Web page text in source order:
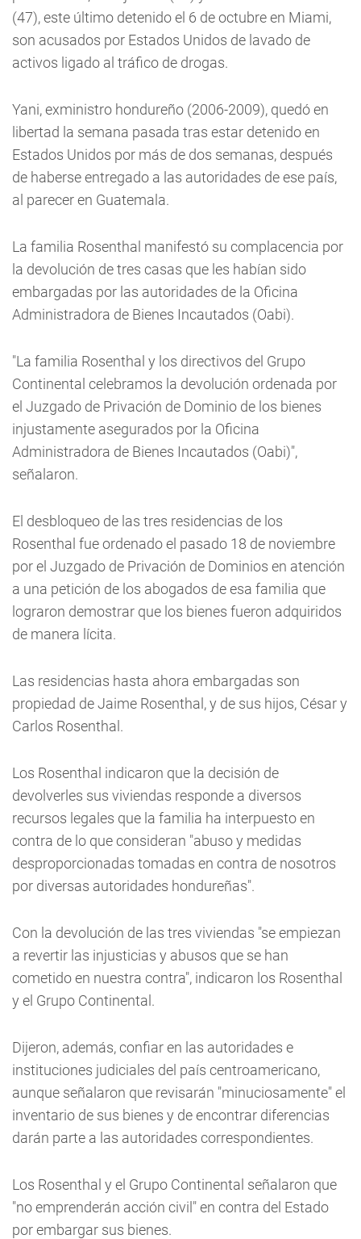
(47), este último detenido el 6 de octubre en Miami,
son acusados por Estados Unidos de lavado de
activos ligado al tráfico de drogas.
Yani, exministro hondureño (2006-2009), quedó en
libertad la semana pasada tras estar detenido en
Estados Unidos por más de dos semanas, después
de haberse entregado a las autoridades de ese país,
al parecer en Guatemala.
La familia Rosenthal manifestó su complacencia por
la devolución de tres casas que les habían sido
embargadas por las autoridades de la Oficina
Administradora de Bienes Incautados (Oabi).
"La familia Rosenthal y los directivos del Grupo
Continental celebramos la devolución ordenada por
el Juzgado de Privación de Dominio de los bienes
injustamente asegurados por la Oficina
Administradora de Bienes Incautados (Oabi)",
señalaron.
El desbloqueo de las tres residencias de los
Rosenthal fue ordenado el pasado 18 de noviembre
por el Juzgado de Privación de Dominios en atención
a una petición de los abogados de esa familia que
lograron demostrar que los bienes fueron adquiridos
de manera lícita.
Las residencias hasta ahora embargadas son
propiedad de Jaime Rosenthal, y de sus hijos, César y
Carlos Rosenthal.
Los Rosenthal indicaron que la decisión de
devolverles sus viviendas responde a diversos
recursos legales que la familia ha interpuesto en
contra de lo que consideran "abuso y medidas
desproporcionadas tomadas en contra de nosotros
por diversas autoridades hondureñas".
Con la devolución de las tres viviendas "se empiezan
a revertir las injusticias y abusos que se han
cometido en nuestra contra", indicaron los Rosenthal
y el Grupo Continental.
Dijeron, además, confiar en las autoridades e
instituciones judiciales del país centroamericano,
aunque señalaron que revisarán "minuciosamente" el
inventario de sus bienes y de encontrar diferencias
darán parte a las autoridades correspondientes.
Los Rosenthal y el Grupo Continental señalaron que
"no emprenderán acción civil" en contra del Estado
por embargar sus bienes.